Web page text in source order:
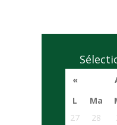
«
L
Ma
27
28